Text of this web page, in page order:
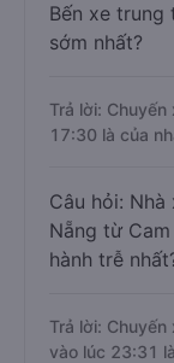
Bến xe trung
sớm nhất?
Trả lời:
17:30 là của
Câu hỏi:
Nẵng từ
hành trễ
Trả lời:
vào lúc 23:31